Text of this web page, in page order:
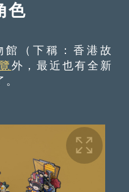
色
（下稱：香港故
外，最近也有全新